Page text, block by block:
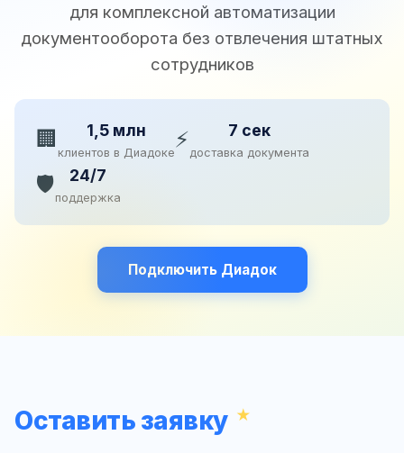
для комплексной автоматизации
документооборота без отвлечения штатных
сотрудников
🏢 1,5 млн
клиентов в Диадоке⚡ 7 сек
доставка документа
🛡️ 24/7
поддержка
Подключить Диадок
Оставить заявку